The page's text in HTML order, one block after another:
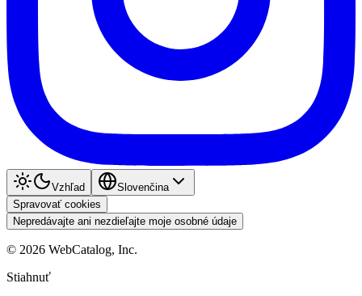
Vzhľad
Slovenčina
Spravovať cookies
Nepredávajte ani nezdieľajte moje osobné údaje
© 2026 WebCatalog, Inc.
Stiahnuť